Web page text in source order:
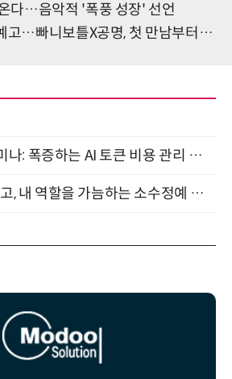
다…음악적 '폭풍 성장' 선언
니보틀X공명, 첫 만남부터 역대급 위기
"AI 핀옵스 실전 세미나: 폭증하는 AI 토큰 비용 관리 전략" 8월 21일 개최
글로벌 트렌드를 읽고, 내 역할을 가늠하는 소수정예 실습 워크숍 (8/28)